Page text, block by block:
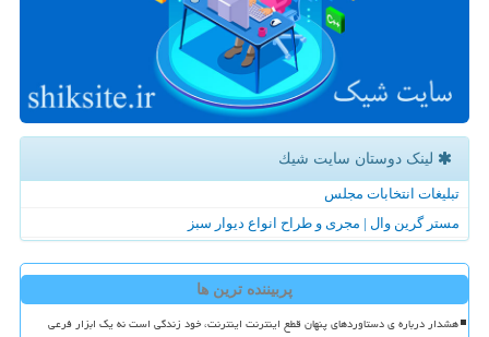
لینک دوستان سایت شیك
تبلیغات انتخابات مجلس
مستر گرین وال | مجری و طراح انواع دیوار سبز
پربیننده ترین ها
هشدار درباره ی دستاوردهای پنهان قطع اینترنت اینترنت، خود زندگی است نه یک ابزار فرعی